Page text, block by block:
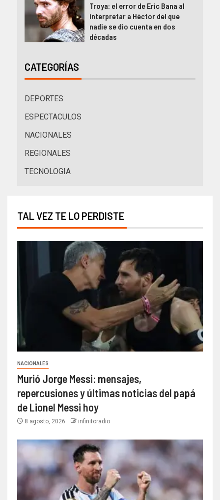
Troya: el error de Eric Bana al
interpretar a Héctor del que
nadie se dio cuenta en dos
décadas
CATEGORÍAS
DEPORTES
ESPECTACULOS
NACIONALES
REGIONALES
TECNOLOGIA
TAL VEZ TE LO PERDISTE
NACIONALES
Murió Jorge Messi: mensajes,
repercusiones y últimas noticias del papá
de Lionel Messi hoy
8 agosto, 2026 infinitoradio